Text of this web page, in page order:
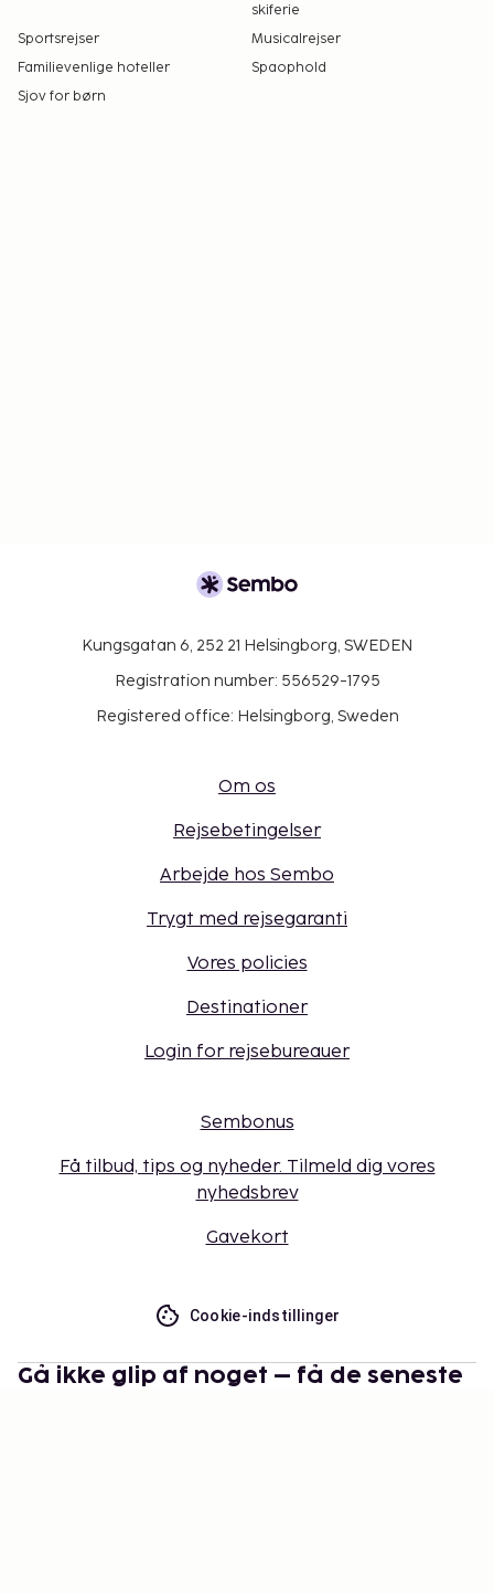
skiferie
Sportsrejser
Musicalrejser
Familievenlige hoteller
Spaophold
Sjov for børn
Kungsgatan 6, 252 21 Helsingborg, SWEDEN
Registration number: 556529-1795
Registered office: Helsingborg, Sweden
Om os
Rejsebetingelser
Arbejde hos Sembo
Trygt med rejsegaranti
Vores policies
Destinationer
Login for rejsebureauer
Sembonus
Få tilbud, tips og nyheder. Tilmeld dig vores
nyhedsbrev
Gavekort
Cookie-indstillinger
Gå ikke glip af noget – få de seneste